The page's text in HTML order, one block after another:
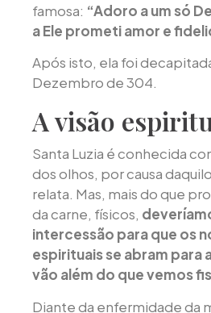
famosa: “Adoro a um só
a Ele prometi amor e
Após isto, ela foi
Dezembro de 304.
A visão
Santa Luzia é conhecida
dos olhos, por causa
relata. Mas, mais do que
da carne, físicos,
intercessão para que os
espirituais se abram para
vão além do que vemos
Diante da enfermidade da